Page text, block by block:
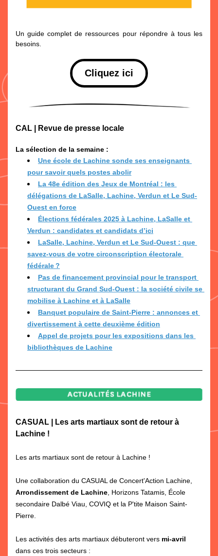
Un guide complet de ressources pour répondre à tous les
besoins.
Cliquez ici
CAL | Revue de presse locale
La sélection de la semaine :
Une école de Lachine sonde ses enseignants
pour savoir quels postes abolir
La 48e édition des Jeux de Montréal : les
délégations de LaSalle, Lachine, Verdun et Le Sud-
Ouest en force
Élections fédérales 2025 à Lachine, LaSalle et
Verdun : candidates et candidats d’ici
LaSalle, Lachine, Verdun et Le Sud-Ouest : que
savez-vous de votre circonscription électorale
fédérale ?
Pas de financement provincial pour le transport
structurant du Grand Sud-Ouest : la société civile se
mobilise à Lachine et à LaSalle
Banquet populaire de Saint-Pierre : annonces et
divertissement à cette deuxième édition
Appel de projets pour les expositions dans les
bibliothèques de Lachine
CASUAL | Les arts martiaux sont de retour à
Lachine !
Les arts martiaux sont de retour à Lachine !
Arrondissement de Lachine , Horizons Tatamis, École
secondaire Dalbé Viau, COVIQ et la P'tite Maison Saint-
Pierre.
Les activités des arts martiaux débuteront vers mi-avril
dans ces trois secteurs :